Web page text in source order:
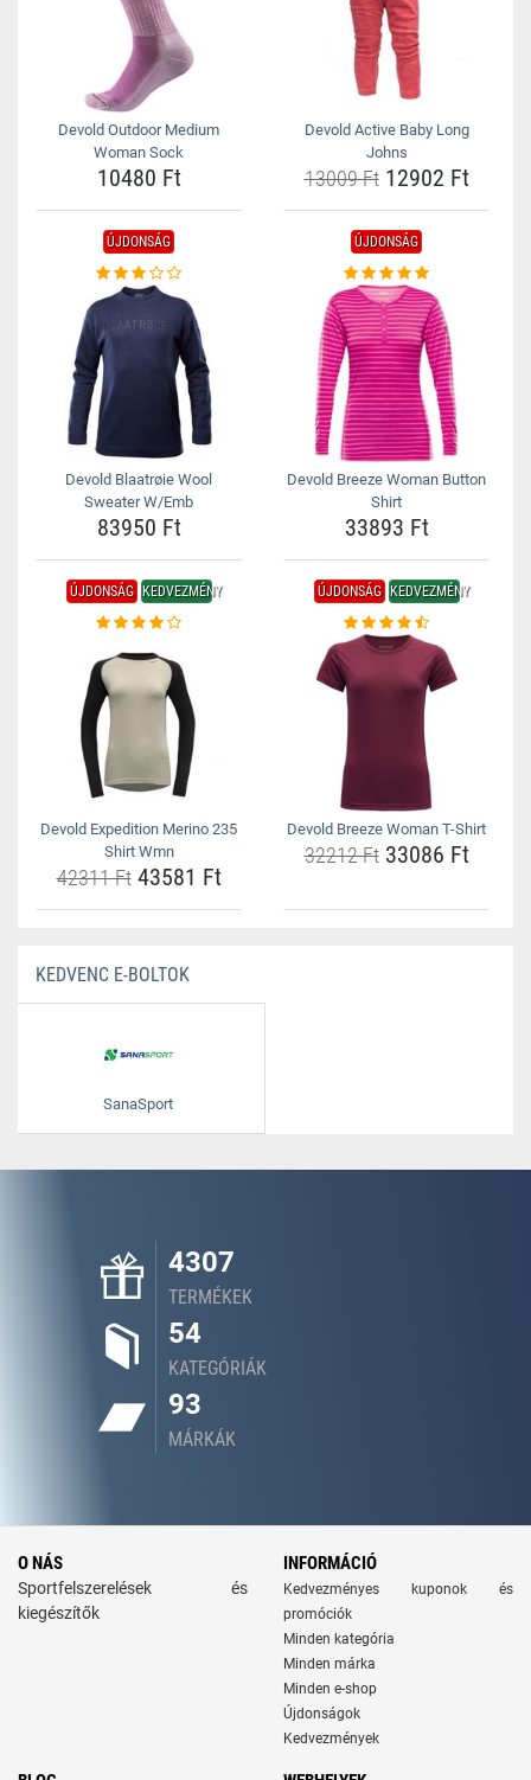
Devold Outdoor Medium
Woman Sock
10480 Ft
Devold Active Baby Long
Johns
13009 Ft12902 Ft
ÚJDONSÁG
Devold Blaatrøie Wool
Sweater W/Emb
83950 Ft
ÚJDONSÁG
Devold Breeze Woman Button
Shirt
33893 Ft
ÚJDONSÁG KEDVEZMÉNY
Devold Expedition Merino 235
Shirt Wmn
42311 Ft43581 Ft
ÚJDONSÁG KEDVEZMÉNY
Devold Breeze Woman T-Shirt
32212 Ft33086 Ft
KEDVENC E-BOLTOK
SanaSport
4307
TERMÉKEK
54
KATEGÓRIÁK
93
MÁRKÁK
O NÁS
Sportfelszerelések és
kiegészítők
INFORMÁCIÓ
Kedvezményes kuponok és
promóciók
Minden kategória
Minden márka
Minden e-shop
Újdonságok
Kedvezmények